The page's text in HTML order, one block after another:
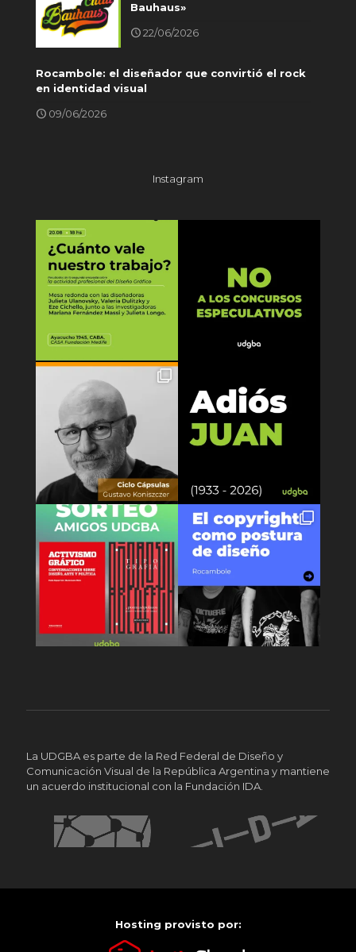
Bauhaus»
22/06/2026
Rocambole: el diseñador que convirtió el rock
en identidad visual
09/06/2026
Instagram
La UDGBA es parte de la Red Federal de Diseño y
Comunicación Visual de la República Argentina y mantiene
un acuerdo institucional con la Fundación IDA.
Hosting provisto por: